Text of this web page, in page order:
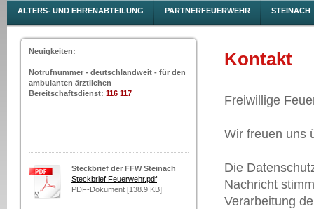
ALTERS- UND EHRENABTEILUNG PARTNERFEUERWEHR STEINACH
Neuigkeiten:
Notrufnummer - deutschlandweit - für den
ambulanten ärztlichen
Bereitschaftsdienst: 116 117
Steckbrief der FFW Steinach
Steckbrief Feuerwehr.pdf
PDF-Dokument [138.9 KB]
Kontakt
Freiwillige
Wir freuen uns
Die
Nachricht
Verarbeitung